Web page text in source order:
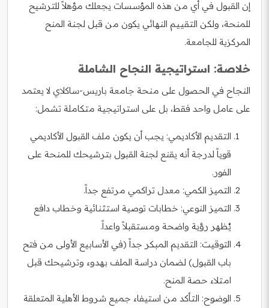
إن القبول في أي من هذه المؤسسات يجعلك مؤهلاً للترشيح
للمنحة، ولكن التقييم النهائي يكون من قبل لجنة المنح
المركزية للجامعة.
خلاصة: استراتيجية النجاح الشاملة
النجاح في الحصول على منحة جامعة باريس-ساكلاي لا يعتمد
على عامل واحد فقط، بل على استراتيجية متكاملة تشمل:
التقديم الأكاديمي: يجب أن يكون ملف القبول الأكاديمي
قوياً لدرجة أنه يقنع لجنة القبول بترشيحك للمنحة على
الفور.
التميز الكمي: معدل تراكمي مرتفع جداً.
التميز النوعي: خطابات توصية استثنائية وخطاب دافع
يُظهر رؤية واضحة ومستقبلاً واعداً.
التوقيت: التقديم المبكر جداً (في الأسابيع الأولى من فتح
باب القبول) لضمان دراسة الملف بهدوء وترشيحك قبل
امتلاء حصة المنح.
الوضوح: التأكد من استيفاء جميع شروط الأهلية المتعلقة